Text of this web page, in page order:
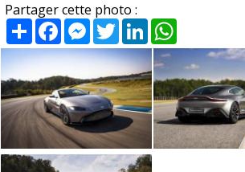
Partager cette photo :
PartagerFacebookMessenger
TwitterLinkedIn